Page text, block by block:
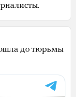
до тюрьмы